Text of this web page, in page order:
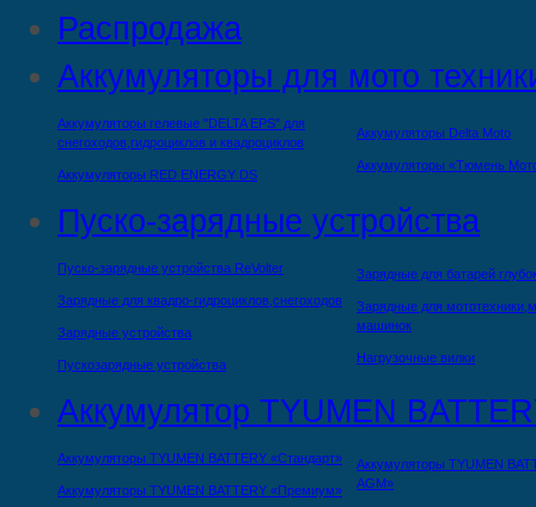
Распродажа
Аккумуляторы для мото
Аккумуляторы гелевые "DELTA EPS" для
снегоходов,гидроциклов и квадроциклов
Аккумуляторы RED ENERGY DS
Аккумуляторы Delta Moto
Аккумуляторы «Тюмень
Пуско-зарядные устройства
Пуско-зарядные устройства ReVolter
Зарядные для квадро-гидроциклов,снегоходов
Зарядные устройства
Пускозарядные устройства
Зарядные для батарей
Зарядные для
машинок
Нагрузочные вилки
Аккумулятор TYUMEN
Аккумуляторы TYUMEN BATTERY «Стандарт»
Аккумуляторы TYUMEN BATTERY «Премиум»
Аккумуляторы TYUMEN
AGM»